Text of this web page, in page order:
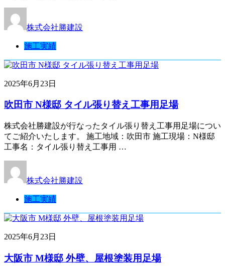
株式会社勝建設
施工実績
2025年6月23日
吹田市 N様邸 タイル張り替え工事用足場
株式会社勝建設が行なったタイル張り替え工事用足場につい
てご紹介いたします。 施工地域：吹田市 施工現場：N様邸
工事名：タイル張り替え工事用 …
株式会社勝建設
施工実績
2025年6月23日
大阪市 M様邸 外壁、屋根塗装用足場